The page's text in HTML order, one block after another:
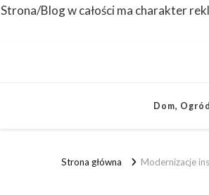
Strona/Blog w całości ma charakter
Dom, Ogród
Strona główna Modernizacje